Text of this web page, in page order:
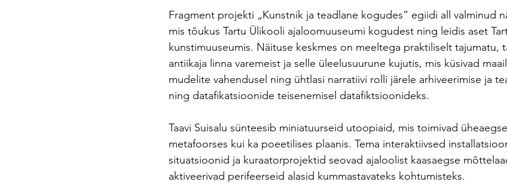
Fragment projekti „Kunstnik ja teadlane kogudes” egiidi all valminud
mis tõukus Tartu Ülikooli ajaloomuuseumi kogudest ning leidis aset
kunstimuuseumis. Näituse keskmes on meeltega praktiliselt tajumatu,
antiikaja linna varemeist ja selle üleelusuurune kujutis, mis küsivad
mudelite vahendusel ning ühtlasi narratiivi rolli järele arhiveerimise ja
ning datafikatsioonide teisenemisel datafiktsioonideks.
Taavi Suisalu sünteesib miniatuurseid utoopiaid, mis toimivad
metafoorses kui ka poeetilises plaanis. Tema interaktiivsed
situatsioonid ja kuraatorprojektid seovad ajaloolist kaasaegse
aktiveerivad perifeerseid alasid kummastavateks kohtumisteks.